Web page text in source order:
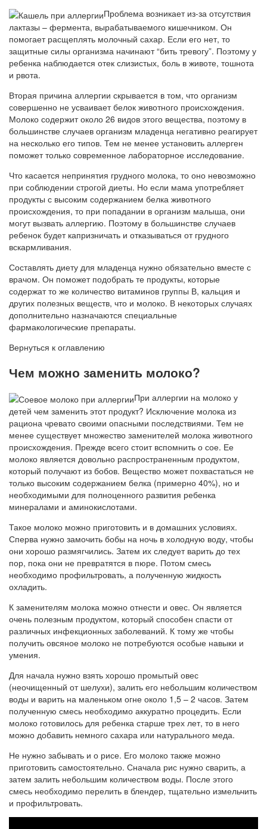
Проблема возникает из-за отсутствия
лактазы – фермента, вырабатываемого кишечником. Он
помогает расщеплять молочный сахар. Если его нет, то
защитные силы организма начинают “бить тревогу”. Поэтому у
ребенка наблюдается отек слизистых, боль в животе, тошнота
и рвота.
Вторая причина аллергии скрывается в том, что организм
совершенно не усваивает белок животного происхождения.
Молоко содержит около 26 видов этого вещества, поэтому в
большинстве случаев организм младенца негативно реагирует
на несколько его типов. Тем не менее установить аллерген
поможет только современное лабораторное исследование.
Что касается непринятия грудного молока, то оно невозможно
при соблюдении строгой диеты. Но если мама употребляет
продукты с высоким содержанием белка животного
происхождения, то при попадании в организм малыша, они
могут вызвать аллергию. Поэтому в большинстве случаев
ребенок будет капризничать и отказываться от грудного
вскармливания.
Составлять диету для младенца нужно обязательно вместе с
врачом. Он поможет подобрать те продукты, которые
содержат то же количество витаминов группы В, кальция и
других полезных веществ, что и молоко. В некоторых случаях
дополнительно назначаются специальные
фармакологические препараты.
Вернуться к оглавлению
Чем можно заменить молоко?
При аллергии на молоко у
детей чем заменить этот продукт? Исключение молока из
рациона чревато своими опасными последствиями. Тем не
менее существует множество заменителей молока животного
происхождения. Прежде всего стоит вспомнить о сое. Ее
молоко является довольно распространенным продуктом,
который получают из бобов. Вещество может похвастаться не
только высоким содержанием белка (примерно 40%), но и
необходимыми для полноценного развития ребенка
минералами и аминокислотами.
Такое молоко можно приготовить и в домашних условиях.
Сперва нужно замочить бобы на ночь в холодную воду, чтобы
они хорошо размягчились. Затем их следует варить до тех
пор, пока они не превратятся в пюре. Потом смесь
необходимо профильтровать, а полученную жидкость
охладить.
К заменителям молока можно отнести и овес. Он является
очень полезным продуктом, который способен спасти от
различных инфекционных заболеваний. К тому же чтобы
получить овсяное молоко не потребуются особые навыки и
умения.
Для начала нужно взять хорошо промытый овес
(неочищенный от шелухи), залить его небольшим количеством
воды и варить на маленьком огне около 1,5 – 2 часов. Затем
полученную смесь необходимо аккуратно процедить. Если
молоко готовилось для ребенка старше трех лет, то в него
можно добавить немного сахара или натурального меда.
Не нужно забывать и о рисе. Его молоко также можно
приготовить самостоятельно. Сначала рис нужно сварить, а
затем залить небольшим количеством воды. После этого
смесь необходимо перелить в блендер, тщательно измельчить
и профильтровать.